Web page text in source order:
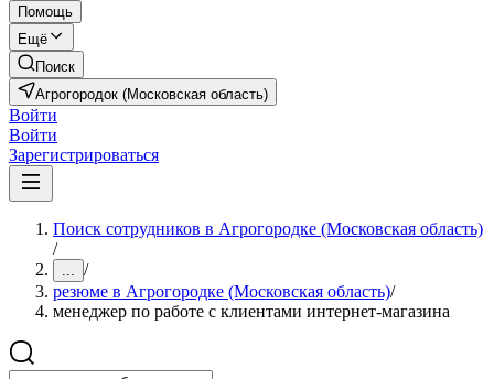
Помощь
Ещё
Поиск
Агрогородок (Московская область)
Войти
Войти
Зарегистрироваться
Поиск сотрудников в Агрогородке (Московская область)
/
... /
резюме в Агрогородке (Московская область)/
менеджер по работе с клиентами интернет-магазина